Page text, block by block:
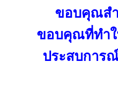
ขอบคุณส
ขอบคุณที่ทำใ
ประสบการ